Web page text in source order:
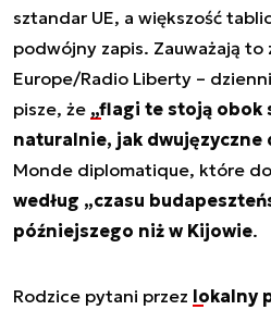
sztandar UE, a większość
podwójny zapis. Zauważają to
Europe/Radio Liberty –
pisze, że „flagi te stoją obok
naturalnie, jak dwujęzyczne
Monde diplomatique, które
według „czasu
późniejszego niż w Kijowie.
Rodzice pytani przez lokalny